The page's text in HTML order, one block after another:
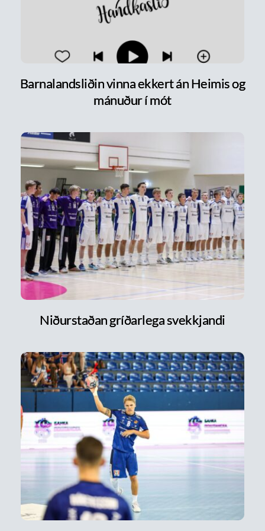
Barnalandsliðin vinna ekkert án Heimis og
mánuður í mót
Niðurstaðan gríðarlega svekkjandi